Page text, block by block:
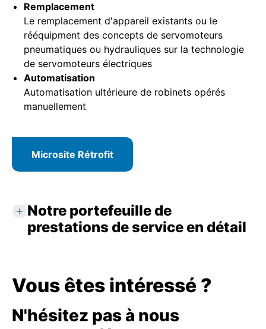
Remplacement
Le remplacement d'appareil existants ou le
rééquipment des concepts de servomoteurs
pneumatiques ou hydrauliques sur la technologie
de servomoteurs électriques
Automatisation
Automatisation ultérieure de robinets opérés
manuellement
Microsite Rétrofit
Notre portefeuille de
prestations de service en détail
individuelle
enregistrement technique sur site
Vous êtes intéressé ?
N'hésitez pas à nous